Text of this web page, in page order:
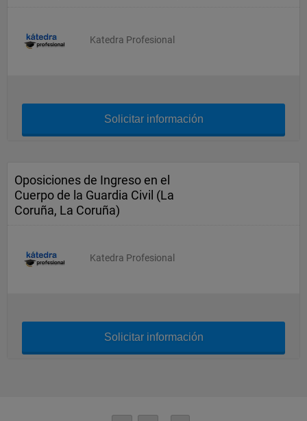
Katedra Profesional
Solicitar información
Oposiciones de Ingreso en el
Cuerpo de la Guardia Civil (La
Coruña, La Coruña)
Katedra Profesional
Solicitar información